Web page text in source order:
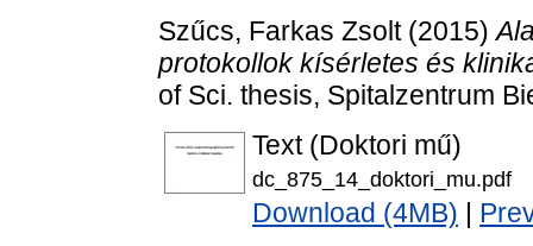
Szűcs, Farkas Zsolt(2015)
protokollok kísérletes és
of Sci. thesis, Spitalzentrum
Text (Doktori mű)
dc_875_14_doktori_mu.pdf
Download (4MB)